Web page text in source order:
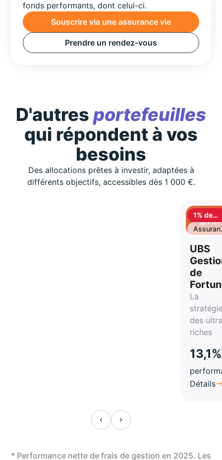
fonds performants, dont celui-ci.
Souscrire via une assurance vie
Prendre un rendez-vous
D'autres portefeuilles
qui répondent à vos
besoins
Des allocations prêtes à investir, adaptées à
différents objectifs, accessibles dès 1 000 €.
1% de
UBS
de
La
des
riches
13,1%
Détails
* Performance nette de frais de gestion en 2025. Les